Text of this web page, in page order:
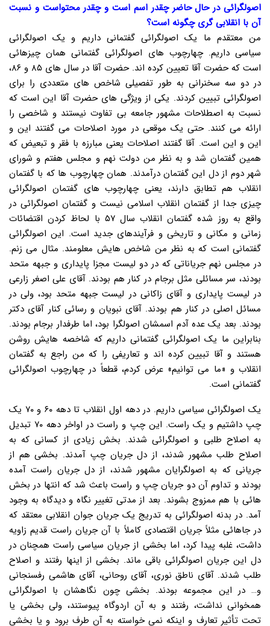
اصولگرائی در حال حاضر چقدر اسم است و چقدر محتواست و نسبت
آن با انقلابی گری چگونه است؟
من معتقدم ما یک اصولگرائی گفتمانی داریم و یک اصولگرائی
سیاسی داریم. چهارچوب های اصولگرائی گفتمانی همان چیزهائی
است که حضرت آقا تعیین کرده اند. حضرت آقا در سال های ۸۵ و ۸۶،
در دو سه سخنرانی به طور تفصیلی شاخص های متعددی را برای
اصولگرائی تبیین کردند. یکی از ویژگی های حضرت آقا این است که
نسبت به اصطلاحات مشهور جامعه بی تفاوت نیستند و شاخصی را
ارائه می کنند. حتی یک موقعی در مورد اصلاحات می گفتند این و
این و این است. آقا گفتند اصلاحات یعنی مبارزه با فقر و تبعیض که
همین گفتمان شد و به نظر من دولت نهم و مجلس هفتم و شورای
شهر دوم از دل این گفتمان درآمدند. همان چهارچوب ها که با گفتمان
انقلاب هم تطابق دارند، یعنی چهارچوب های گفتمان اصولگرائی
چیزی جدا از گفتمان انقلاب اسلامی نیست و گفتمان اصولگرائی در
واقع به روز شده گفتمان انقلاب سال ۵۷ با لحاظ کردن اقتضائات
زمانی و مکانی و تاریخی و فرآیندهای جدید است. این اصولگرائی
گفتمانی است که به نظر من شاخص هایش معلومند. مثال می زنم.
در مجلس نهم جریاناتی که در دو لیست مجزا پایداری و جبهه متحد
بودند، سر مسائلی مثل برجام در کنار هم بودند. آقای علی اصغر زارعی
در لیست پایداری و آقای زاکانی در لیست جبهه متحد بود، ولی در
مسائل اصلی در کنار هم بودند. آقای نبویان و رسائی کنار آقای دکتر
بودند. بعد یک عده آدم اسمشان اصولگرا بود، اما طرفدار برجام بودند.
بنابراین ما یک اصولگرائی گفتمانی داریم که شاخصه هایش روشن
هستند و آقا تبیین کرده اند و تعاریفی را که من راجع به گفتمان
انقلاب و «ما می توانیم» عرض کردم، قطعاً در چهارچوب اصولگرائی
گفتمانی است.
یک اصولگرائی سیاسی داریم. در دهه اول انقلاب تا دهه ۶۰ و ۷۰ یک
چپ داشتیم و یک راست. این چپ و راست در اواخر دهه ۷۰ تبدیل
به اصلاح طلبی و اصولگرائی شدند. بخش زیادی از کسانی که به
اصلاح طلب مشهور شدند، از دل جریان چپ آمدند. بخشی هم از
جریانی که به اصولگرایان مشهور شدند، از دل جریان راست آمده
بودند و تداوم آن دو جریان چپ و راست باعث شد که انتها در بخش
هائی با هم ممزوج بشوند. بعد از مدتی تغییر نگاه و دیدگاه به وجود
آمد. در بدنه اصولگرائی به تدریج یک جریان جوان انقلابی معتقد که
در جاهائی مثلاً جریان اقتصادی کاملاً با آن جریان راست قدیم زاویه
داشت، غلبه پیدا کرد، اما بخشی از جریان سیاسی راست همچنان در
دل این جریان اصولگرائی باقی ماند. بخشی از اینها رفتند و اصلاح
طلب شدند. آقای ناطق نوری، آقای روحانی، آقای هاشمی رفسنجانی
و… در این مجموعه بودند. بخشی چون نگاهشان با اصولگرائی
همخوانی نداشت، رفتند و به آن اردوگاه پیوستند، ولی بخشی یا
تحت تأثیر تعارف و اینکه نمی خواسته به آن طرف برود و یا بخشی